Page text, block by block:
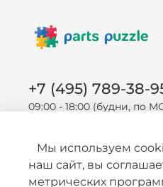
+7 (495) 789-38-
09:00 - 18:00 (будни, по
Мы используем
наш сайт, вы
метрических